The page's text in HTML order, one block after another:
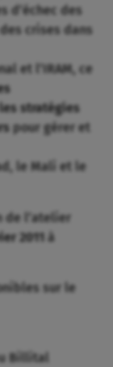
d’échec des
crises dans
et l’IRAM, ce
stratégies
pour gérer et
le Mali et le
de l’atelier
2011 à
sur le
Billital